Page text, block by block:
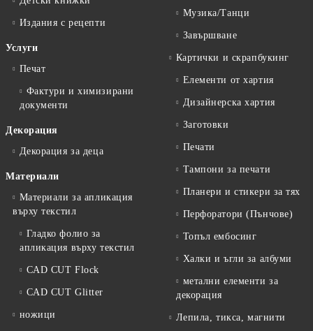
Издания с рецепти
Услуги
Печат
Фактури и химизирани
документи
Декорация
Декорация за деца
Материали
Материали за апликация
върху текстил
Гладко фолио за
апликация върху текстил
CAD CUT Flock
CAD CUT Glitter
ножици
Музика/Танци
Завършване
Картички и скрапбукинг
Елементи от хартия
Дизайнерска хартия
Заготовки
Печати
Тампони за печати
Планери и стикери за тях
Перфоратори (Пънчове)
Топъл ембосинг
Халки и ъгли за албуми
метални елементи за
декорация
Лепила, тикса, магнити